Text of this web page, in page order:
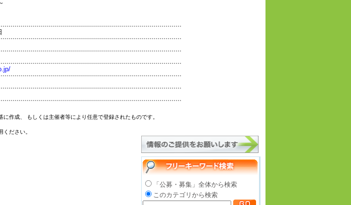
作成、 もしくは主催者等により任意で登録されたものです。
ださい。
「公募・募集」全体から検索
このカテゴリから検索